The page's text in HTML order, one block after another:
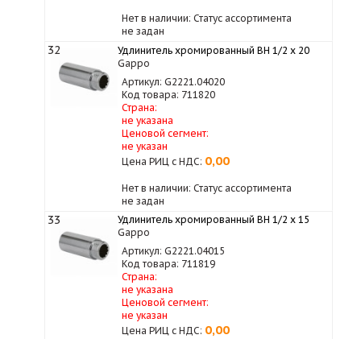
Нет в наличии: Статус ассортимента
не задан
32
Удлинитель хромированный ВН 1/2 х 20
Gappo
Артикул: G2221.04020
Код товара: 711820
Страна:
не указана
Ценовой сегмент:
не указан
Цена РИЦ с НДС: 0,00
Нет в наличии: Статус ассортимента
не задан
33
Удлинитель хромированный ВН 1/2 х 15
Gappo
Артикул: G2221.04015
Код товара: 711819
Страна:
не указана
Ценовой сегмент:
не указан
Цена РИЦ с НДС: 0,00